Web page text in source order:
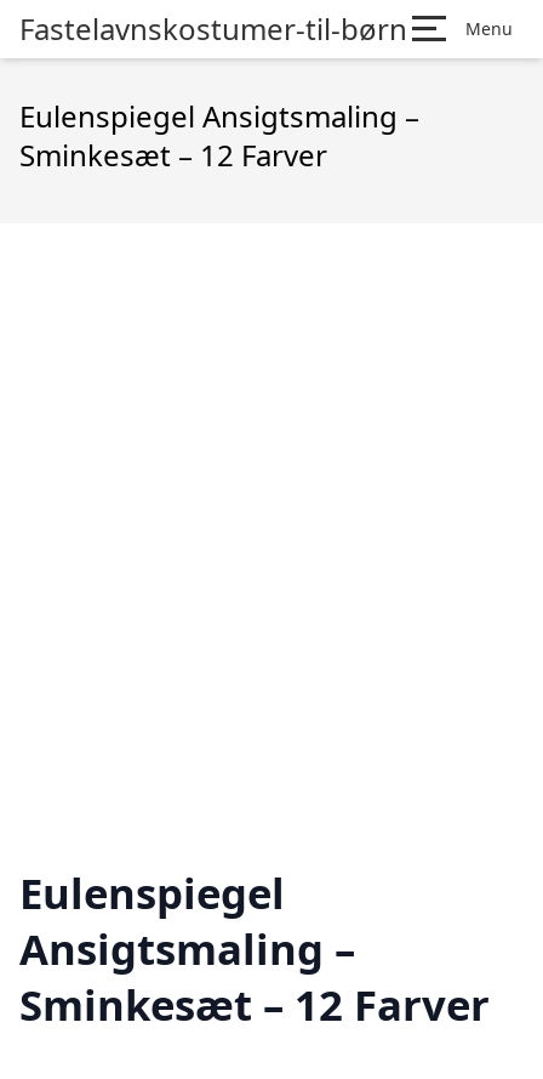
Fastelavnskostumer-til-børn Menu
Eulenspiegel Ansigtsmaling –
Sminkesæt – 12 Farver
Eulenspiegel
Ansigtsmaling –
Sminkesæt – 12 Farver